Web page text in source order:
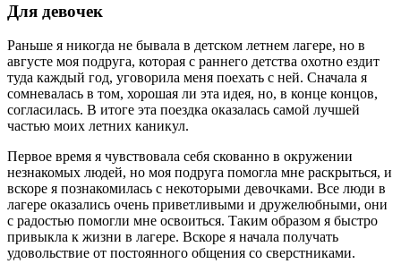
Для девочек
Раньше я никогда не бывала в детском летнем лагере, но в
августе моя подруга, которая с раннего детства охотно ездит
туда каждый год, уговорила меня поехать с ней. Сначала я
сомневалась в том, хорошая ли эта идея, но, в конце концов,
согласилась. В итоге эта поездка оказалась самой лучшей
частью моих летних каникул.
Первое время я чувствовала себя скованно в окружении
незнакомых людей, но моя подруга помогла мне раскрыться, и
вскоре я познакомилась с некоторыми девочками. Все люди в
лагере оказались очень приветливыми и дружелюбными, они
с радостью помогли мне освоиться. Таким образом я быстро
привыкла к жизни в лагере. Вскоре я начала получать
удовольствие от постоянного общения со сверстниками.